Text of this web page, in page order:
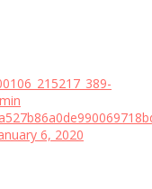
6, 2020